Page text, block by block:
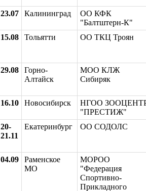
23.07 Калининград
ОО КФК
"Балтштерн-К"
15.08
Тольятти ОО ТКЦ Троян
29.08
Горно-
Алтайск
МОО КЛЖ
Сибиряк
16.10 Новосибирск
НГОО
"ПРЕСТИЖ"
20-
21.11
Екатеринбург ОО СОДОЛС
04.09
Раменское
МО
МОРОО
"Федерация
Спортивно-
Прикладного